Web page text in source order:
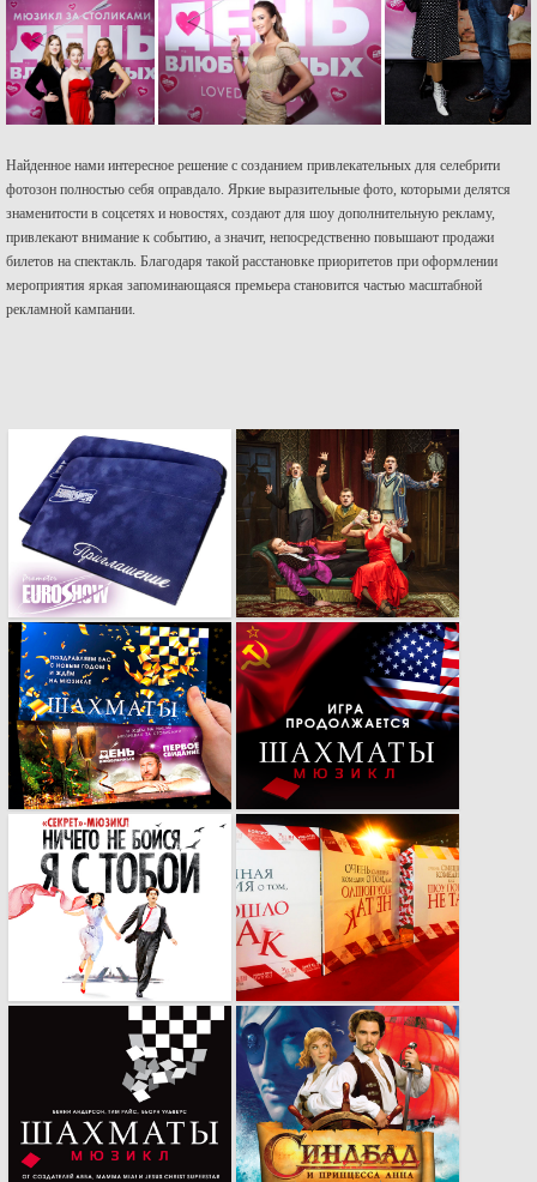
Найденное нами интересное решение с созданием привлекательных для селебрити
фотозон полностью себя оправдало. Яркие выразительные фото, которыми делятся
знаменитости в соцсетях и новостях, создают для шоу дополнительную рекламу,
привлекают внимание к событию, а значит, непосредственно повышают продажи
билетов на спектакль. Благодаря такой расстановке приоритетов при оформлении
мероприятия яркая запоминающаяся премьера становится частью масштабной
рекламной кампании.
Конверты из
бархатной тёмно-
синей бумаги с
серебряным
тиснением
Рекламный ролик
спектакля «Самая
смешная комедия о
том, как ШОУ
ПОШЛО НЕ ТАК».
Новогодняя
адаптация кей-
вижуалов мюзиклов
для сувенирной
полиграфии
Новый кей-вижуал
мюзикла
«Шахматы»
Кей-вижуал нового
мюзикла от
компании «Бродвей
Москва».
Оформление
премьеры спектакля
«Очень смешная
комедия о том, как
ШОУ ПОШЛО НЕ
ТАК»
Рекламная кампания
мюзикла
«Шахматы» в
России
Герои восточной
сказки: от идеи до
воплощения.